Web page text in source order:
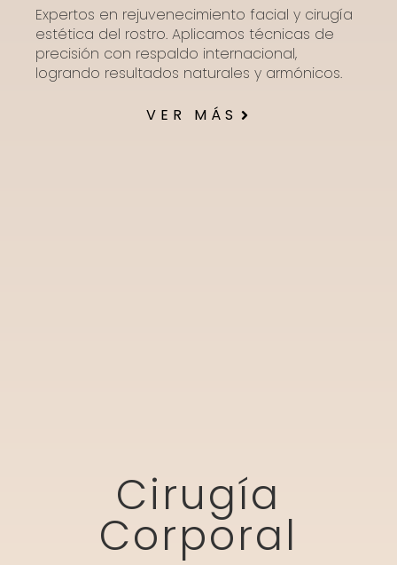
Expertos en rejuvenecimiento facial y cirugía
estética del rostro. Aplicamos técnicas de
precisión con respaldo internacional,
logrando resultados naturales y armónicos.
VER MÁS
Cirugía
Corporal